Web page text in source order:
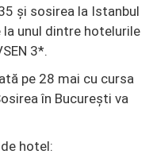
şi sosirea la Istanbul
la unul dintre hotelurile
3*.
pe 28 mai cu cursa
în Bucureşti va
hotel: